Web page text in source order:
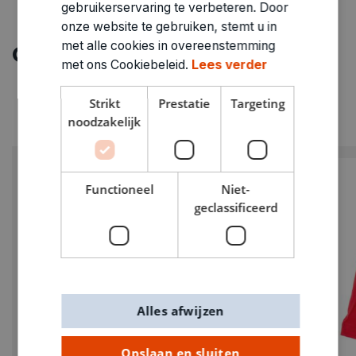
Ontdek meer
gebruikerservaring te verbeteren. Door
onze website te gebruiken, stemt u in
met alle cookies in overeenstemming
met ons Cookiebeleid. Lees verder
Strikt
noodzakelijk
Prestatie Targeting
Functioneel
Niet-
geclassificeerd
Opslaan en sluiten
Alles afwijzen